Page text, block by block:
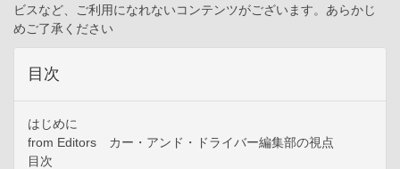
ビスなど、ご利用になれないコンテンツがございます。あらかじ
めご了承ください
目次
はじめに
from Editors カー・アンド・ドライバー編集部の視点
目次